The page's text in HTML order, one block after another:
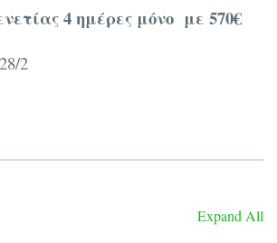
4 ημέρες μόνο με 570€
2
μια πόλη ξεχωριστή, μια πόλη
είναι κτισμένη πάνω σε
μικρά νησάκια και διαθέτει
Expand All